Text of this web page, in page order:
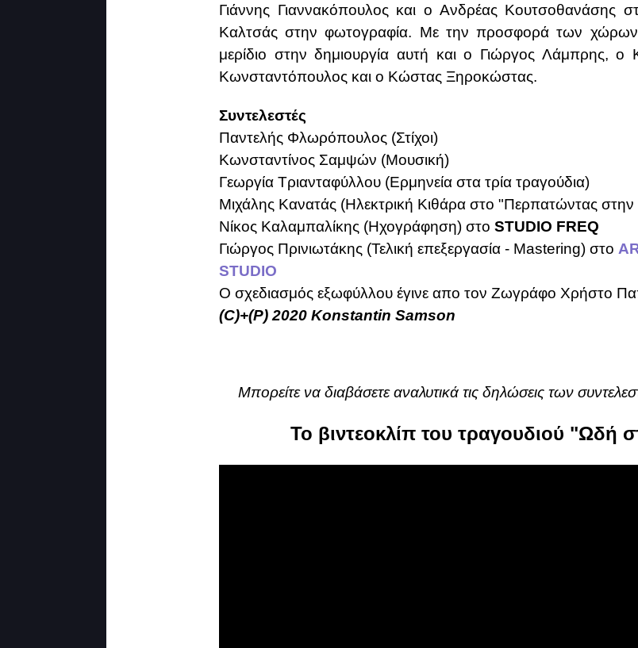
Γιάννης Γιαννακόπουλος και ο Ανδρέας Κουτσοθανάσης
Καλτσάς στην φωτογραφία. Με την προσφορά των χώρων
μερίδιο στην δημιουργία αυτή και ο Γιώργος Λάμπρης,
Κωνσταντόπουλος και ο Κώστας Ξηροκώστας.
Συντελεστές
Παντελής Φλωρόπουλος (Στίχοι)
Κωνσταντίνος Σαμψών (Μουσική)
Γεωργία Τριανταφύλλου (Ερμηνεία στα τρία τραγούδια)
Μιχάλης Κανατάς (Ηλεκτρική Κιθάρα στο "Περπατώντας στην
Νίκος Καλαμπαλίκης (Ηχογράφηση) στο STUDIO FREQ
Γιώργος Πρινιωτάκης (Τελική επεξεργασία - Mastering) στο
STUDIO
Ο σχεδιασμός εξωφύλλου έγινε απο τον Ζωγράφο Χρήστο
(C)+(P) 2020 Konstantin Samson
Μπορείτε να διαβάσετε αναλυτικά τις δηλώσεις των
Το βιντεοκλίπ του τραγουδιού "Ωδή